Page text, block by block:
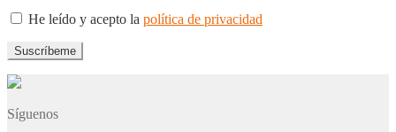
He leído y acepto la política de privacidad
Síguenos